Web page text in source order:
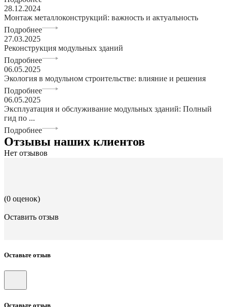
28.12.2024
Монтаж металлоконструкций: важность и актуальность
Подробнее
27.03.2025
Реконструкция модульных зданий
Подробнее
06.05.2025
Экология в модульном строительстве: влияние и решения
Подробнее
06.05.2025
Эксплуатация и обслуживание модульных зданий: Полный
гид по ...
Подробнее
Отзывы наших клиентов
Нет отзывов
(0 оценок)
Оставить отзыв
Оставьте отзыв
Оставьте отзыв